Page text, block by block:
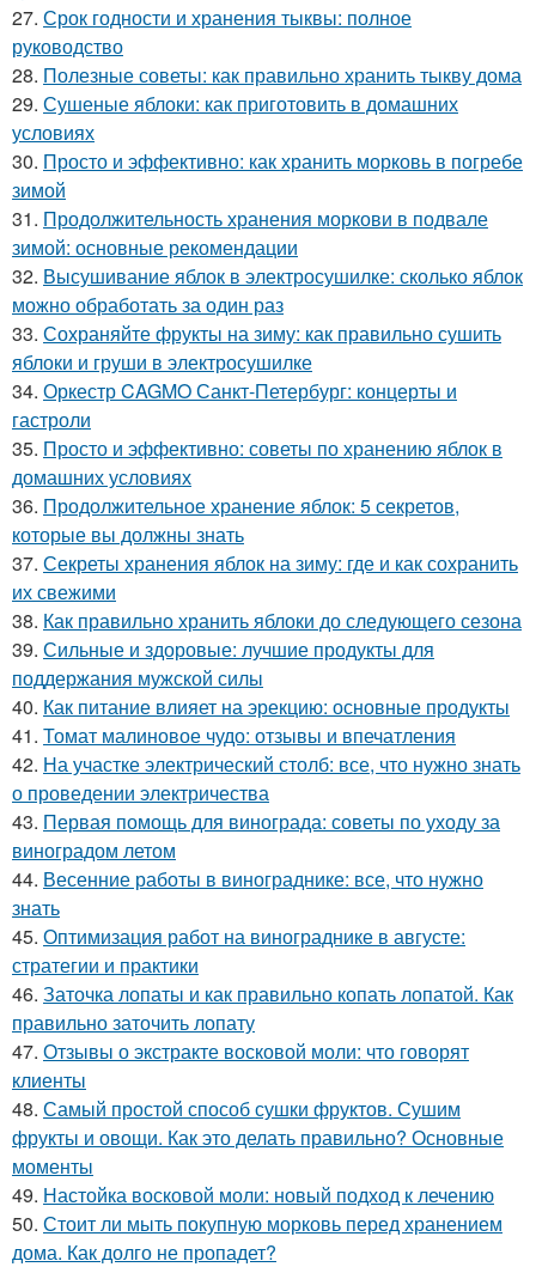
27. Срок годности и хранения тыквы: полное
руководство
28. Полезные советы: как правильно хранить тыкву дома
29. Сушеные яблоки: как приготовить в домашних
условиях
30. Просто и эффективно: как хранить морковь в погребе
зимой
31. Продолжительность хранения моркови в подвале
зимой: основные рекомендации
32. Высушивание яблок в электросушилке: сколько яблок
можно обработать за один раз
33. Сохраняйте фрукты на зиму: как правильно сушить
яблоки и груши в электросушилке
34. Оркестр CAGMO Санкт-Петербург: концерты и
гастроли
35. Просто и эффективно: советы по хранению яблок в
домашних условиях
36. Продолжительное хранение яблок: 5 секретов,
которые вы должны знать
37. Секреты хранения яблок на зиму: где и как сохранить
их свежими
38. Как правильно хранить яблоки до следующего сезона
39. Сильные и здоровые: лучшие продукты для
поддержания мужской силы
40. Как питание влияет на эрекцию: основные продукты
41. Томат малиновое чудо: отзывы и впечатления
42. На участке электрический столб: все, что нужно знать
о проведении электричества
43. Первая помощь для винограда: советы по уходу за
виноградом летом
44. Весенние работы в винограднике: все, что нужно
знать
45. Оптимизация работ на винограднике в августе:
стратегии и практики
46. Заточка лопаты и как правильно копать лопатой. Как
правильно заточить лопату
47. Отзывы о экстракте восковой моли: что говорят
клиенты
48. Самый простой способ сушки фруктов. Сушим
фрукты и овощи. Как это делать правильно? Основные
моменты
49. Настойка восковой моли: новый подход к лечению
50. Стоит ли мыть покупную морковь перед хранением
дома. Как долго не пропадет?